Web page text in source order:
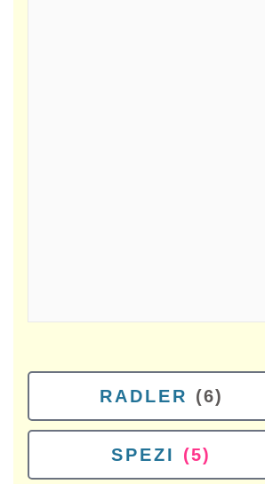
RADLER (6)
SPEZI (5)